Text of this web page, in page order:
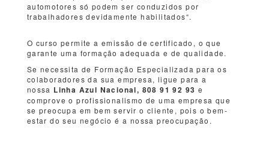
automotores só podem ser conduzidos por
trabalhadores devidamente habilitados“.
O curso permite a emissão de certificado, o que
garante uma formação adequada e de qualidade.
Se necessita de Formação Especializada para os
colaboradores da sua empresa, ligue para a
nossa Linha Azul Nacional, 808 91 92 93 e
comprove o profissionalismo de uma empresa que
se preocupa em bem servir o cliente, pois o bem-
estar do seu negócio é a nossa preocupação.